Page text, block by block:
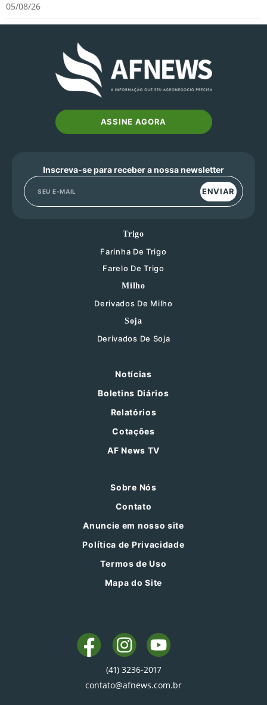
05/08/26
ASSINE AGORA
Inscreva-se para receber a nossa newsletter
ENVIAR
Trigo
Farinha De Trigo
Farelo De Trigo
Milho
Derivados De Milho
Soja
Derivados De Soja
Notícias
Boletins Diários
Relatórios
Cotações
AF News TV
Sobre Nós
Contato
Anuncie em nosso site
Política de Privacidade
Termos de Uso
Mapa do Site
(41) 3236-2017
contato@afnews.com.br